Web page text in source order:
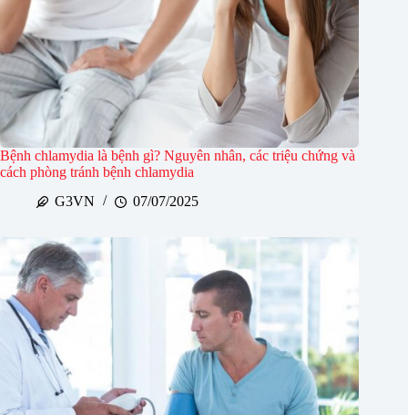
Bệnh chlamydia là bệnh gì? Nguyên nhân, các triệu chứng và
cách phòng tránh bệnh chlamydia
G3VN
07/07/2025